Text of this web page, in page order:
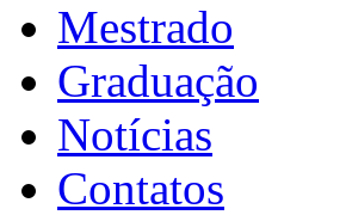
Mestrado
Graduação
Notícias
Contatos